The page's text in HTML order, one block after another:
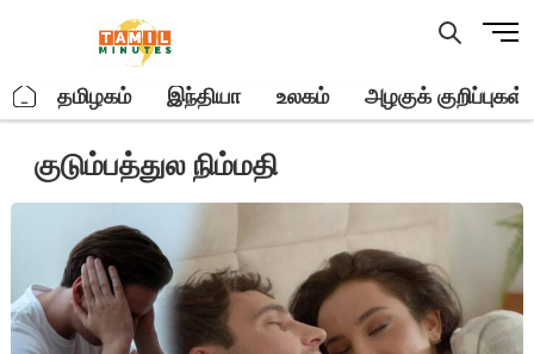
M
u
t
n
. தமிழகம் இந்தியா உலகம் அழகுக் குறிப்புகள்
குடும்பத்துல நிம்மதி